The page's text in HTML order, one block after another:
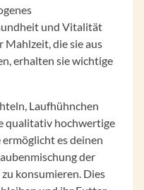
und Vitalität
die sie aus
erhalten sie wichtige
Laufhühnchen
qualitativ hochwertige
ermöglicht es deinen
der
konsumieren. Dies